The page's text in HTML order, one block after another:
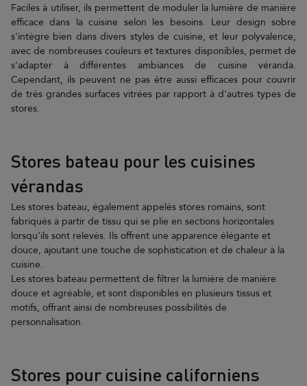
Faciles à utiliser, ils permettent de moduler la lumière de manière
efficace dans la cuisine selon les besoins. Leur design sobre
s'intègre bien dans divers styles de cuisine, et leur polyvalence,
avec de nombreuses couleurs et textures disponibles, permet de
s'adapter à différentes ambiances de cuisine véranda.
Cependant, ils peuvent ne pas être aussi efficaces pour couvrir
de très grandes surfaces vitrées par rapport à d'autres types de
stores.
Stores bateau pour les cuisines
vérandas
Les stores bateau, également appelés stores romains, sont
fabriqués à partir de tissu qui se plie en sections horizontales
lorsqu'ils sont relevés. Ils offrent une apparence élégante et
douce, ajoutant une touche de sophistication et de chaleur à la
cuisine.
Les stores bateau permettent de filtrer la lumière de manière
douce et agréable, et sont disponibles en plusieurs tissus et
motifs, offrant ainsi de nombreuses possibilités de
personnalisation.
Stores pour cuisine californiens